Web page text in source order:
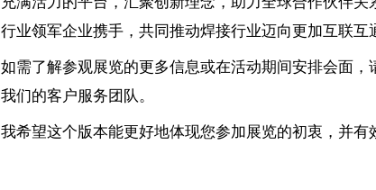
行业领军企业携手，共同推动焊接行业迈向更加互联互
如需了解参观展览的更多信息或在活动期间安排会面
我们的客户服务团队。
我希望这个版本能更好地体现您参加展览的初衷，并有